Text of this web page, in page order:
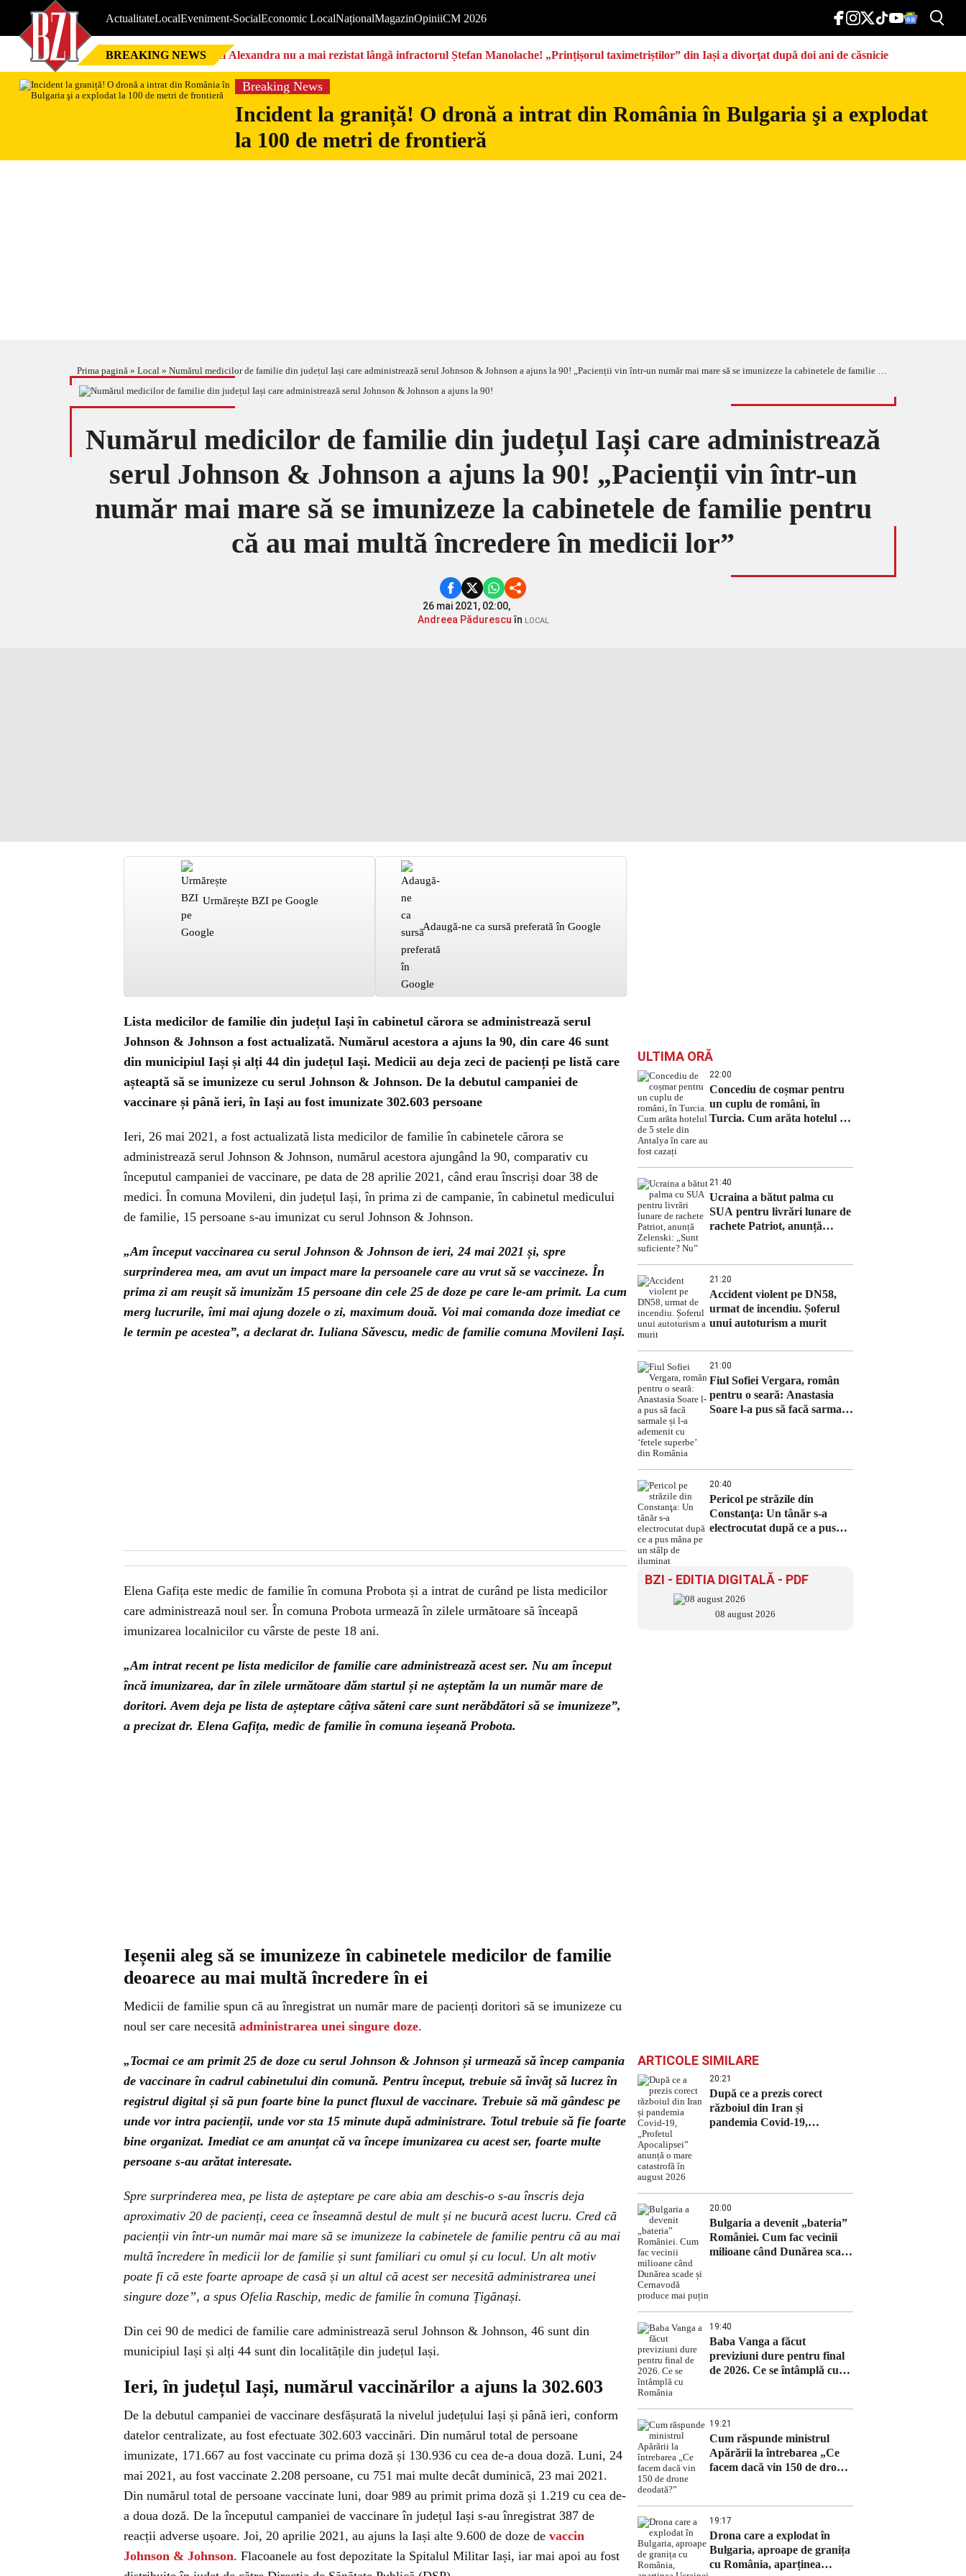
ActualitateLocalEveniment-SocialEconomic LocalNaționalMagazinOpiniiCM 2026
BREAKING NEWS Nici Alexandra nu a mai rezistat lângă infractorul Ștefan Manolache! „Prințișorul taximetriștilor” din Iași a divorţat după doi ani de căsnicie
Breaking News
Incident la graniță! O dronă a intrat din România în Bulgaria şi a explodat
la 100 de metri de frontieră
Prima pagină » Local » Numărul medicilor de familie din județul Iași care administrează serul Johnson & Johnson a ajuns la 90! „Pacienții vin într-un număr mai mare să se imunizeze la cabinetele de familie pentru că au mai multă încredere în medicii lor”
Numărul medicilor de familie din județul Iași care administrează
serul Johnson & Johnson a ajuns la 90! „Pacienții vin într-un
număr mai mare să se imunizeze la cabinetele de familie pentru
că au mai multă încredere în medicii lor”
26 mai 2021, 02:00,
Andreea Pădurescuîn LOCAL
Urmărește BZI pe Google
Adaugă-ne ca sursă preferată în Google
Lista medicilor de familie din județul Iași în cabinetul cărora se administrează serul
Johnson & Johnson a fost actualizată. Numărul acestora a ajuns la 90, din care 46 sunt
din municipiul Iași și alți 44 din județul Iași. Medicii au deja zeci de pacienți pe listă care
așteaptă să se imunizeze cu serul Johnson & Johnson. De la debutul campaniei de
vaccinare și până ieri, în Iași au fost imunizate 302.603 persoane
Ieri, 26 mai 2021, a fost actualizată lista medicilor de familie în cabinetele cărora se
administrează serul Johnson & Johnson, numărul acestora ajungând la 90, comparativ cu
începutul campaniei de vaccinare, pe data de 28 aprilie 2021, când erau înscriși doar 38 de
medici. În comuna Movileni, din județul Iași, în prima zi de campanie, în cabinetul medicului
de familie, 15 persoane s-au imunizat cu serul Johnson & Johnson.
„Am început vaccinarea cu serul Johnson & Johnson de ieri, 24 mai 2021 și, spre
surprinderea mea, am avut un impact mare la persoanele care au vrut să se vaccineze. În
prima zi am reușit să imunizăm 15 persoane din cele 25 de doze pe care le-am primit. La cum
merg lucrurile, îmi mai ajung dozele o zi, maximum două. Voi mai comanda doze imediat ce
le termin pe acestea”, a declarat dr. Iuliana Săvescu, medic de familie comuna Movileni Iași.
Elena Gafița este medic de familie în comuna Probota și a intrat de curând pe lista medicilor
care administrează noul ser. În comuna Probota urmează în zilele următoare să înceapă
imunizarea localnicilor cu vârste de peste 18 ani.
„Am intrat recent pe lista medicilor de familie care administrează acest ser. Nu am început
încă imunizarea, dar în zilele următoare dăm startul și ne așteptăm la un număr mare de
doritori. Avem deja pe lista de așteptare câțiva săteni care sunt nerăbdători să se imunizeze”,
a precizat dr. Elena Gafița, medic de familie în comuna ieșeană Probota.
Ieșenii aleg să se imunizeze în cabinetele medicilor de familie
deoarece au mai multă încredere în ei
Medicii de familie spun că au înregistrat un număr mare de pacienți doritori să se imunizeze cu
noul ser care necesită administrarea unei singure doze.
„Tocmai ce am primit 25 de doze cu serul Johnson & Johnson și urmează să încep campania
de vaccinare în cadrul cabinetului din comună. Pentru început, trebuie să învăț să lucrez în
registrul digital și să pun foarte bine la punct fluxul de vaccinare. Trebuie să mă gândesc pe
unde vor intra pacienții, unde vor sta 15 minute după administrare. Totul trebuie să fie foarte
bine organizat. Imediat ce am anunțat că va începe imunizarea cu acest ser, foarte multe
persoane s-au arătat interesate.
Spre surprinderea mea, pe lista de așteptare pe care abia am deschis-o s-au înscris deja
aproximativ 20 de pacienți, ceea ce înseamnă destul de mult și ne bucură acest lucru. Cred că
pacienții vin într-un număr mai mare să se imunizeze la cabinetele de familie pentru că au mai
multă încredere în medicii lor de familie și sunt familiari cu omul și cu locul. Un alt motiv
poate fi că este foarte aproape de casă și un altul că acest ser necesită administrarea unei
singure doze”, a spus Ofelia Raschip, medic de familie în comuna Țigănași.
Din cei 90 de medici de familie care administrează serul Johnson & Johnson, 46 sunt din
municipiul Iași și alți 44 sunt din localitățile din județul Iași.
Ieri, în județul Iași, numărul vaccinărilor a ajuns la 302.603
De la debutul campaniei de vaccinare desfășurată la nivelul județului Iași și până ieri, conform
datelor centralizate, au fost efectuate 302.603 vaccinări. Din numărul total de persoane
imunizate, 171.667 au fost vaccinate cu prima doză și 130.936 cu cea de-a doua doză. Luni, 24
mai 2021, au fost vaccinate 2.208 persoane, cu 751 mai multe decât duminică, 23 mai 2021.
Din numărul total de persoane vaccinate luni, doar 989 au primit prima doză și 1.219 cu cea de-
a doua doză. De la începutul campaniei de vaccinare în județul Iași s-au înregistrat 387 de
reacții adverse ușoare. Joi, 20 aprilie 2021, au ajuns la Iași alte 9.600 de doze de vaccin
Johnson & Johnson. Flacoanele au fost depozitate la Spitalul Militar Iași, iar mai apoi au fost
ULTIMA ORĂ
22:00
Concediu de coșmar pentru
un cuplu de români, în
Turcia. Cum arăta hotelul de
21:40
Ucraina a bătut palma cu
SUA pentru livrări lunare de
rachete Patriot, anunță
21:20
Accident violent pe DN58,
urmat de incendiu. Șoferul
unui autoturism a murit
21:00
Fiul Sofiei Vergara, român
pentru o seară: Anastasia
Soare l-a pus să facă sarmale
20:40
Pericol pe străzile din
Constanţa: Un tânăr s-a
electrocutat după ce a pus
BZI - EDITIA DIGITALĂ - PDF
08 august 2026
ARTICOLE SIMILARE
20:21
După ce a prezis corect
războiul din Iran și
pandemia Covid-19,
20:00
Bulgaria a devenit „bateria”
României. Cum fac vecinii
milioane când Dunărea scade
19:40
Baba Vanga a făcut
previziuni dure pentru final
de 2026. Ce se întâmplă cu
19:21
Cum răspunde ministrul
Apărării la întrebarea „Ce
facem dacă vin 150 de drone
19:17
Drona care a explodat în
Bulgaria, aproape de granița
cu România, aparținea